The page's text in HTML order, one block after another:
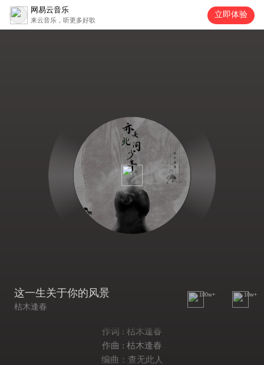
网易云音乐
来云音乐，听更多好歌
立即体验
这一生关于你的风景
枯木逢春
100w+ 10w+
作词 : 枯木逢春
作曲 : 枯木逢春
编曲：查无此人